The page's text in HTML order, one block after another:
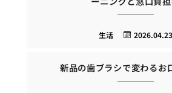
2026.04.23
生活
新品の歯ブラシで変わるお